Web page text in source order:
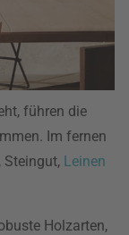
führen die
Im fernen
, Steingut, Leinen
Holzarten,